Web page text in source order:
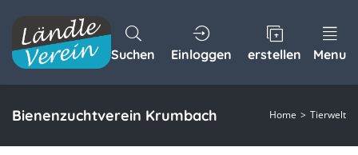
Suchen Einloggen erstellen Menu
Bienenzuchtverein Krumbach Home Tierwelt